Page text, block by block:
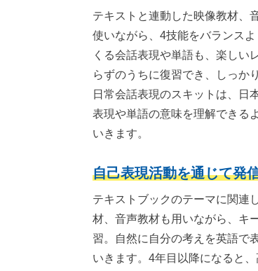
テキストと連動した映像教材、
使いながら、4技能をバランス
くる会話表現や単語も、楽しい
らずのうちに復習でき、しっか
日常会話表現のスキットは、日
表現や単語の意味を理解できる
いきます。
自己表現活動を通じて発
テキストブックのテーマに関連
材、音声教材も用いながら、キ
習。自然に自分の考えを英語で
いきます。4年目以降になると